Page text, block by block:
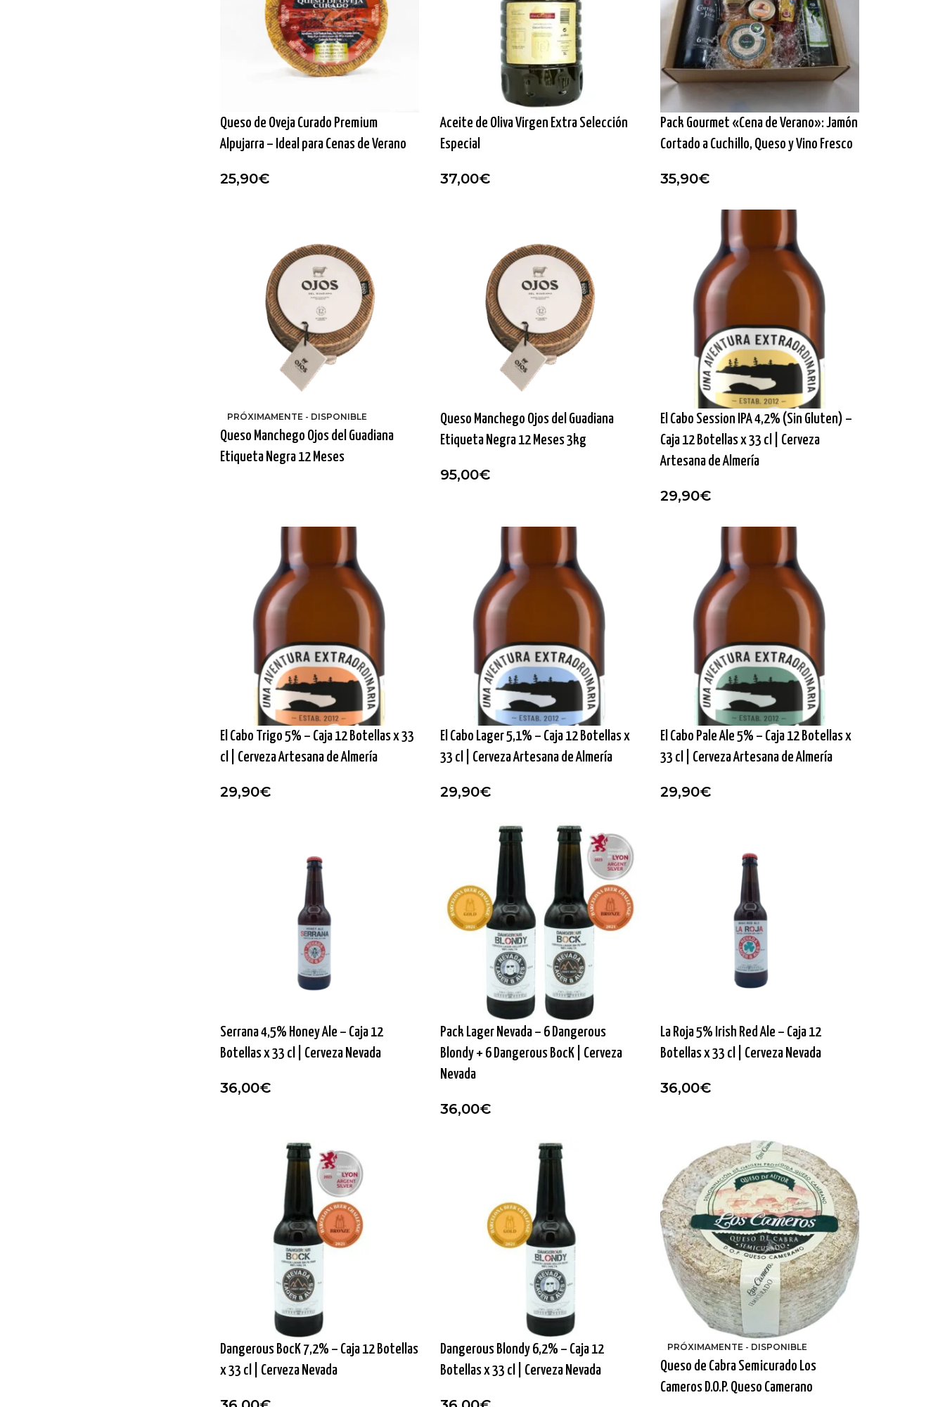
Queso de Oveja Curado Premium
Alpujarra – Ideal para Cenas de Verano
25,90€
Aceite de Oliva Virgen Extra Selección
Especial
37,00€
Pack Gourmet «Cena de Verano»: Jamón
Cortado a Cuchillo, Queso y Vino Fresco
35,90€
PRÓXIMAMENTE - DISPONIBLE
Queso Manchego Ojos del Guadiana
Etiqueta Negra 12 Meses
Queso Manchego Ojos del Guadiana
Etiqueta Negra 12 Meses 3kg
95,00€
El Cabo Session IPA 4,2% (Sin Gluten) –
Caja 12 Botellas x 33 cl | Cerveza
Artesana de Almería
29,90€
El Cabo Trigo 5% – Caja 12 Botellas x 33
cl | Cerveza Artesana de Almería
29,90€
El Cabo Lager 5,1% – Caja 12 Botellas x
33 cl | Cerveza Artesana de Almería
29,90€
El Cabo Pale Ale 5% – Caja 12 Botellas x
33 cl | Cerveza Artesana de Almería
29,90€
Serrana 4,5% Honey Ale – Caja 12
Botellas x 33 cl | Cerveza Nevada
36,00€
Pack Lager Nevada – 6 Dangerous
Blondy + 6 Dangerous BocK | Cerveza
Nevada
36,00€
La Roja 5% Irish Red Ale – Caja 12
Botellas x 33 cl | Cerveza Nevada
36,00€
Dangerous BocK 7,2% – Caja 12 Botellas
x 33 cl | Cerveza Nevada
Dangerous Blondy 6,2% – Caja 12
Botellas x 33 cl | Cerveza Nevada
PRÓXIMAMENTE - DISPONIBLE
Queso de Cabra Semicurado Los
Cameros D.O.P. Queso Camerano